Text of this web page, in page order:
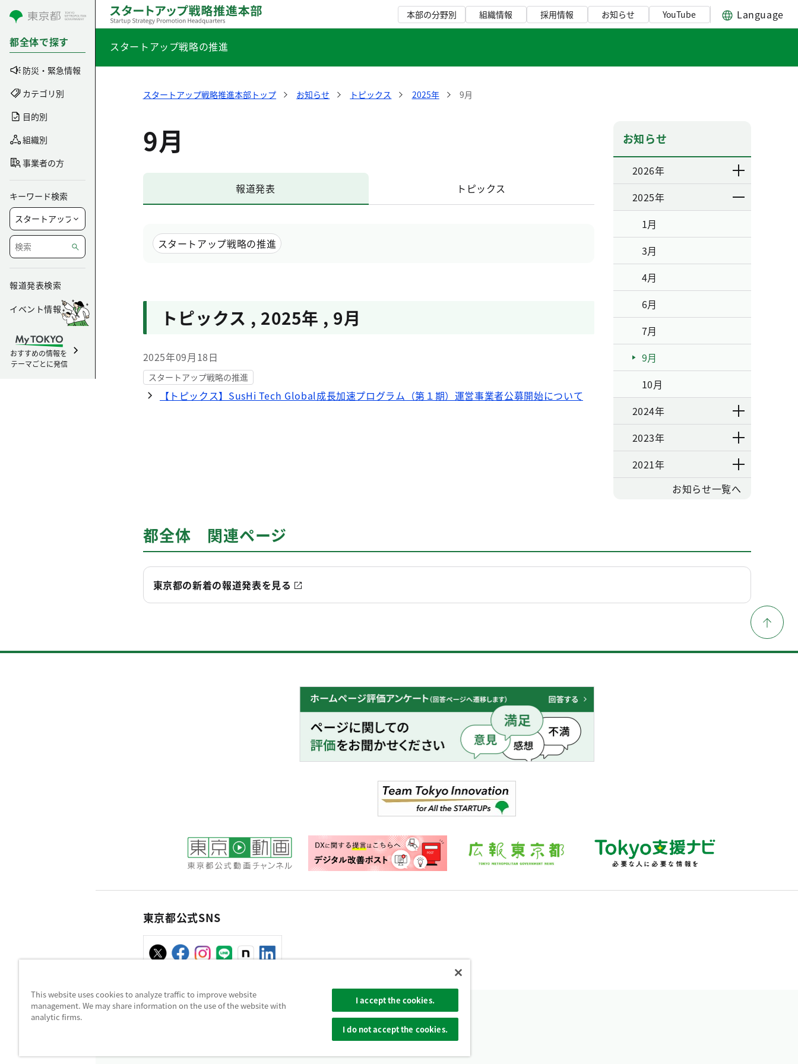
コンテンツにスキップ
都全体で探す
防災・緊急情報
カテゴリ別
目的別
組織別
事業者の方
キーワード検索
報道発表検索
イベント情報
おすすめの情報を
テーマごとに発信
本部の分野別 組織情報 採用情報 お知らせ YouTube Language
スタートアップ戦略の推進
スタートアップ戦略推進本部トップ お知らせ トピックス 2025年 9月
9月
報道発表 トピックス
スタートアップ戦略の推進
トピックス , 2025年 , 9月
2025年09月18日
スタートアップ戦略の推進
【トピックス】SusHi Tech Global成長加速プログラム（第１期）運営事業者公募開始について
お知らせ
2026年
2025年
1月
3月
4月
6月
7月
9月
10月
2024年
2023年
2021年
お知らせ一覧へ
都全体 関連ページ
東京都の新着の報道発表を見る
東京都公式SNS
サイトマップ
東京都庁：〒163-8001 東京都新宿区西新宿2-8-1 電話：03-5321-1111（代表）
This website uses cookies to analyze traffic to improve website
management. We may share information on the use of the website with
analytic firms.
I accept the cookies.
I do not accept the cookies.